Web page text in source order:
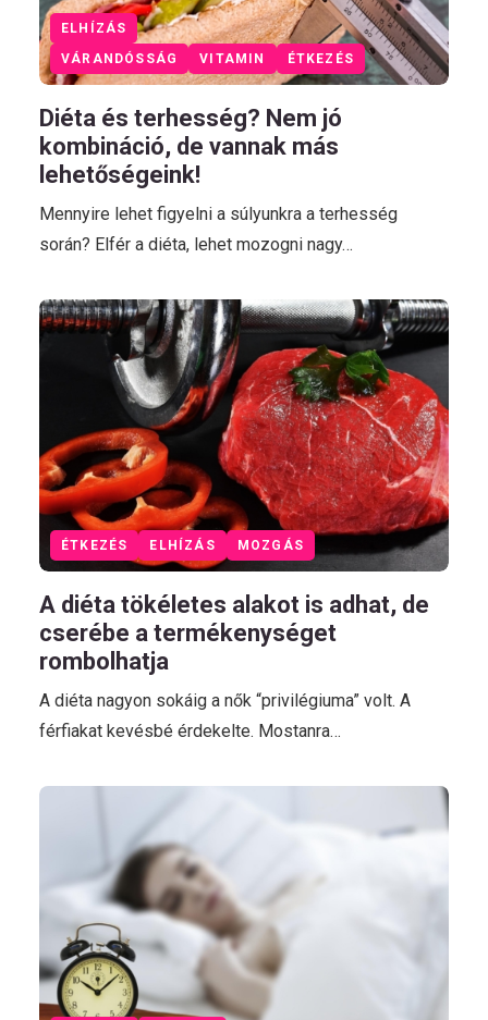
VÁRANDÓSSÁG VITAMIN ÉTKEZÉS
ELHÍZÁS
Diéta és terhesség? Nem jó
kombináció, de vannak más
lehetőségeink!
Mennyire lehet figyelni a súlyunkra a terhesség
során? Elfér a diéta, lehet mozogni nagy…
ÉTKEZÉS ELHÍZÁS MOZGÁS
A diéta tökéletes alakot is adhat, de
cserébe a termékenységet
rombolhatja
A diéta nagyon sokáig a nők “privilégiuma” volt. A
férfiakat kevésbé érdekelte. Mostanra…